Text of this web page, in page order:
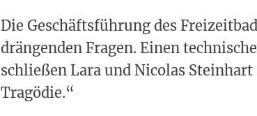
Die Geschäftsführung des
drängenden Fragen. Einen
schließen Lara und Nicolas
Tragödie.“